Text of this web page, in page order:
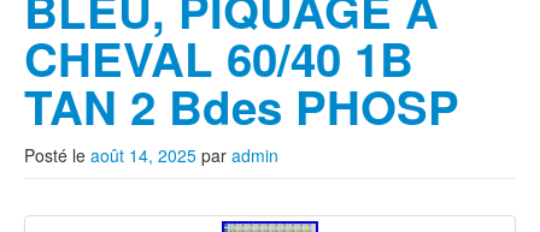
CHEVAL 60/40 1B
TAN 2 Bdes PHOSP
Posté le août 14, 2025 par admin